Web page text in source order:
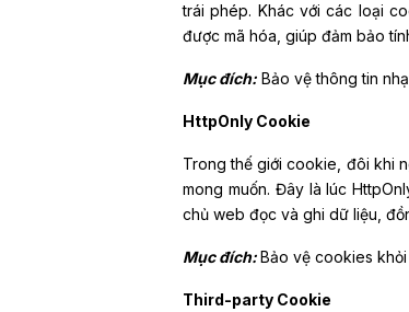
trái phép. Khác với các loại
được mã hóa, giúp đảm bảo
Mục đích: Bảo vệ thông tin
HttpOnly Cookie
Trong thế giới cookie, đôi khi
mong muốn. Đây là lúc
chủ web đọc và ghi dữ liệu,
Mục đích:Bảo vệ cookies
Third-party Cookie